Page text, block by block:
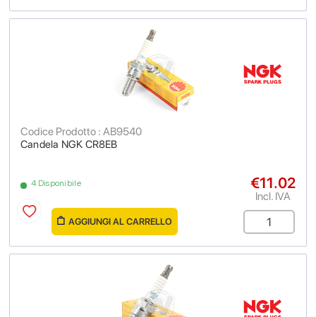
Candela NGK CR8EB
Codice Prodotto : AB9540
4 Disponibile €11.02
Incl. IVA
AGGIUNGI AL CARRELLO